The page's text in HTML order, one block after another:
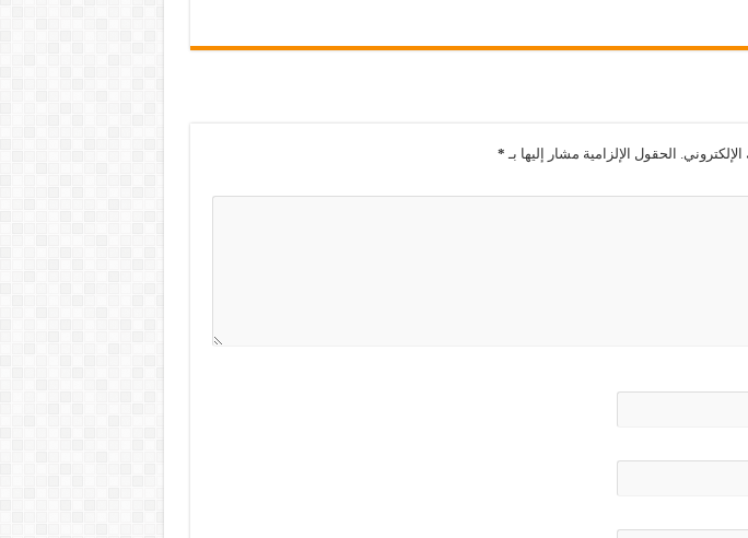
الحقول الإلزامية مشار إليها بـ *